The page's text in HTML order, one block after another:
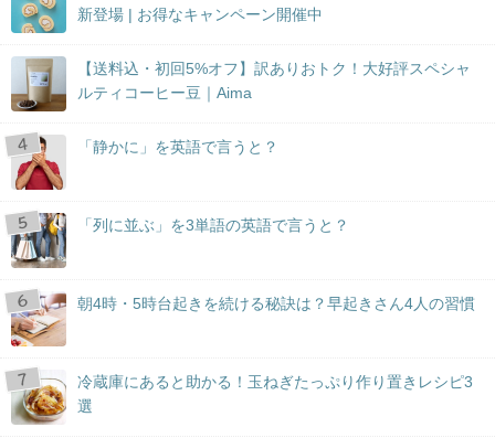
新登場 | お得なキャンペーン開催中
【送料込・初回5%オフ】訳ありおトク！大好評スペシャ
ルティコーヒー豆｜Aima
「静かに」を英語で言うと？
「列に並ぶ」を3単語の英語で言うと？
朝4時・5時台起きを続ける秘訣は？早起きさん4人の習慣
冷蔵庫にあると助かる！玉ねぎたっぷり作り置きレシピ3
選